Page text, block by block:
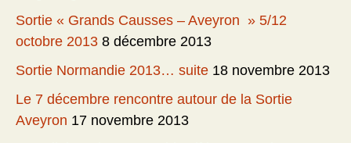
Sortie « Grands Causses – Aveyron » 5/12
octobre 2013 8 décembre 2013
Sortie Normandie 2013… suite 18 novembre 2013
Le 7 décembre rencontre autour de la Sortie
Aveyron 17 novembre 2013